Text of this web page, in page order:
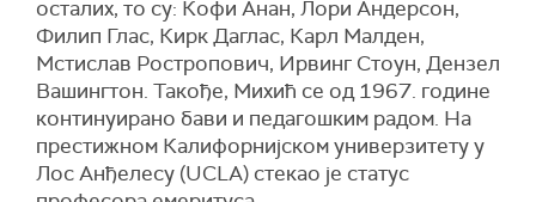
осталих, то су: Кофи Анан, Лори Андерсон,
Филип Глас, Кирк Даглас, Карл Малден,
Мстислав Ростропович, Ирвинг Стоун, Дензел
Вашингтон. Такође, Михић се од 1967. године
континуирано бави и педагошким радом. На
престижном Калифорнијском универзитету у
Лос Анђелесу (UCLA) стекао је статус